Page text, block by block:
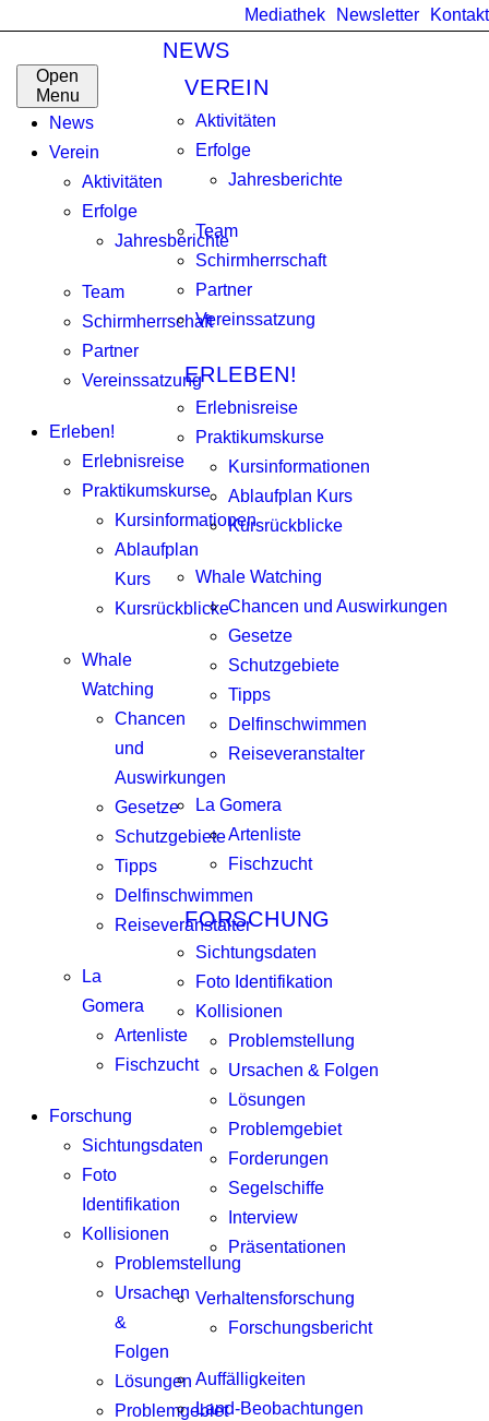
Mediathek Newsletter Kontakt
Open
Menu
News
Verein
Aktivitäten
Erfolge
Jahresberichte
Team
Schirmherrschaft
Partner
Vereinssatzung
Erleben!
Erlebnisreise
Praktikumskurse
Kursinformationen
Ablaufplan
Kurs
Kursrückblicke
Whale
Watching
Chancen
und
Auswirkungen
Gesetze
Schutzgebiete
Tipps
Delfinschwimmen
Reiseveranstalter
La
Gomera
Artenliste
Fischzucht
Forschung
Sichtungsdaten
Foto
Identifikation
Kollisionen
Problemstellung
Ursachen
&
Folgen
Lösungen
Problemgebiet
NEWS
VEREIN
Aktivitäten
Erfolge
Jahresberichte
Team
Schirmherrschaft
Partner
Vereinssatzung
ERLEBEN!
Erlebnisreise
Praktikumskurse
Kursinformationen
Ablaufplan Kurs
Kursrückblicke
Whale Watching
Chancen und Auswirkungen
Gesetze
Schutzgebiete
Tipps
Delfinschwimmen
Reiseveranstalter
La Gomera
Artenliste
Fischzucht
FORSCHUNG
Sichtungsdaten
Foto Identifikation
Kollisionen
Problemstellung
Ursachen & Folgen
Lösungen
Problemgebiet
Forderungen
Segelschiffe
Interview
Präsentationen
Verhaltensforschung
Forschungsbericht
Auffälligkeiten
Land-Beobachtungen